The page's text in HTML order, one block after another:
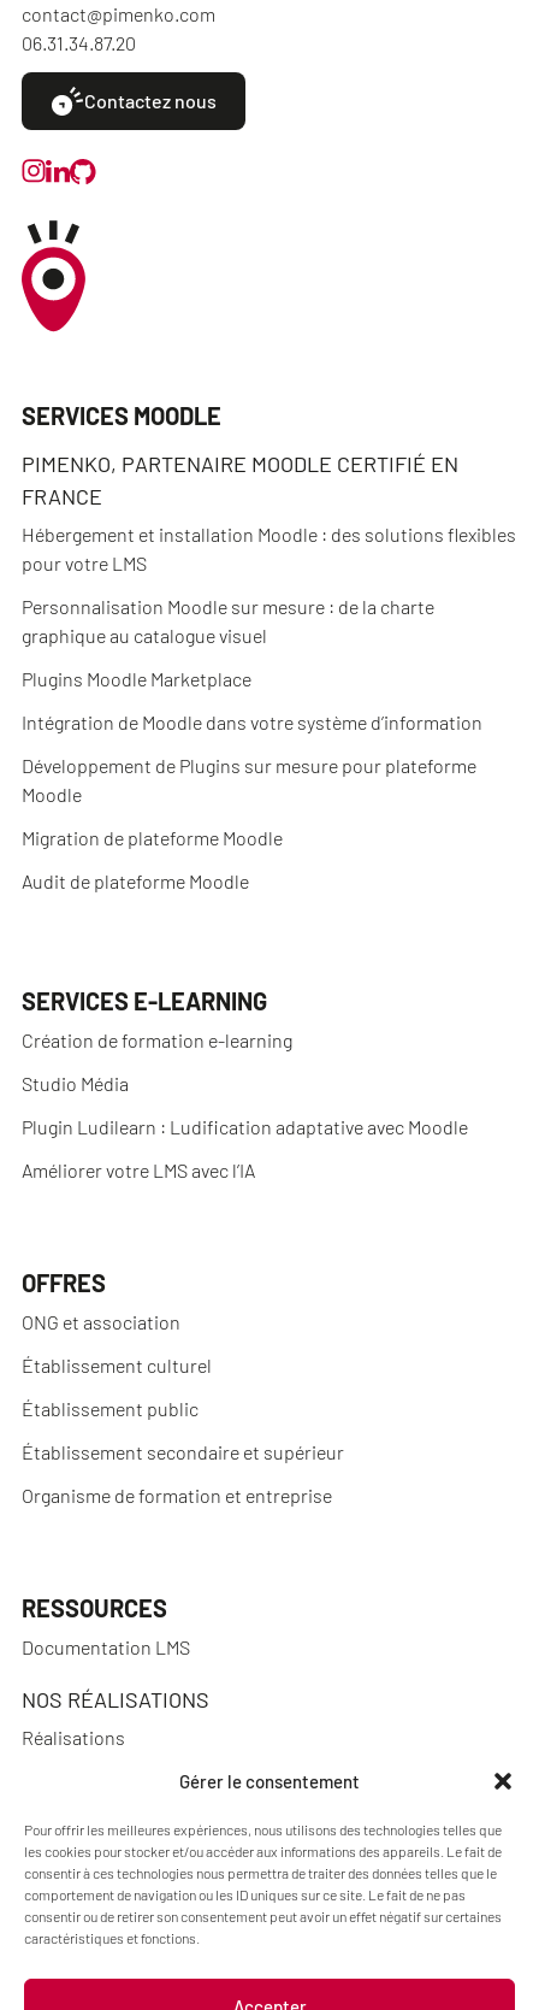
Gérer le consentement
Pour offrir les meilleures expériences, nous utilisons des technologies telles que
les cookies pour stocker et/ou accéder aux informations des appareils. Le fait de
consentir à ces technologies nous permettra de traiter des données telles que le
comportement de navigation ou les ID uniques sur ce site. Le fait de ne pas
consentir ou de retirer son consentement peut avoir un effet négatif sur certaines
caractéristiques et fonctions.
contact@pimenko.com
06.31.34.87.20
Contactez nous
SERVICES MOODLE
PIMENKO, PARTENAIRE MOODLE CERTIFIÉ EN
FRANCE
Hébergement et installation Moodle : des solutions flexibles
pour votre LMS
Personnalisation Moodle sur mesure : de la charte
graphique au catalogue visuel
Plugins Moodle Marketplace
Intégration de Moodle dans votre système d’information
Développement de Plugins sur mesure pour plateforme
Moodle
Migration de plateforme Moodle
Audit de plateforme Moodle
SERVICES E-LEARNING
Création de formation e-learning
Studio Média
Plugin Ludilearn : Ludification adaptative avec Moodle
Améliorer votre LMS avec l’IA
OFFRES
ONG et association
Établissement culturel
Établissement public
Établissement secondaire et supérieur
Organisme de formation et entreprise
RESSOURCES
Documentation LMS
NOS RÉALISATIONS
Réalisations
A PROPOS
Actualités
Qui sommes-nous ?